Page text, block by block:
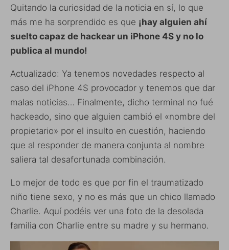
Quitando la curiosidad de la noticia en sí, lo que
más me ha sorprendido es que ¡hay alguien ahí
suelto capaz de hackear un iPhone 4S y no lo
publica al mundo!
Actualizado: Ya tenemos novedades respecto al
caso del iPhone 4S provocador y tenemos que dar
malas noticias… Finalmente, dicho terminal no fué
hackeado, sino que alguien cambió el «nombre del
propietario» por el insulto en cuestión, haciendo
que al responder de manera conjunta al nombre
saliera tal desafortunada combinación.
Lo mejor de todo es que por fin el traumatizado
niño tiene sexo, y no es más que un chico llamado
Charlie. Aquí podéis ver una foto de la desolada
familia con Charlie entre su madre y su hermano.